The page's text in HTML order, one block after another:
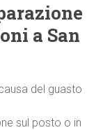
a San
del guasto
sul posto o in